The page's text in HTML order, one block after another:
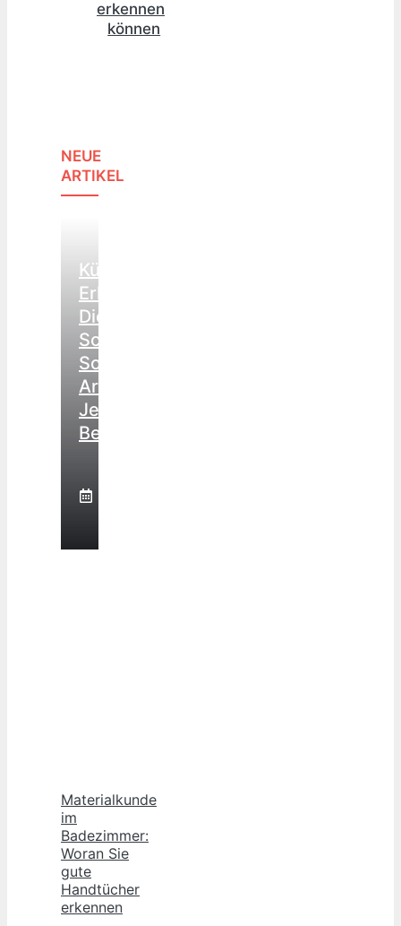
erkennen
können
NEUE
ARTIKEL
Kündigung
Erhalten:
Diese
Schritte
Sollten
Arbeitnehmer
Jetzt
Beachten
Materialkunde
im
Badezimmer:
Woran Sie
gute
Handtücher
erkennen